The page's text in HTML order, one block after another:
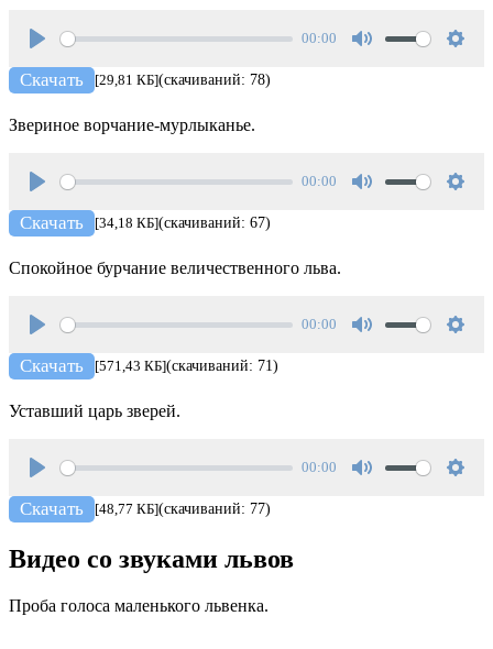
Play
00:00
Скачать [29,81 КБ](скачиваний: 78)
Звериное ворчание-мурлыканье.
Play
00:00
Скачать [34,18 КБ](скачиваний: 67)
Спокойное бурчание величественного льва.
Play
00:00
Скачать [571,43 КБ](скачиваний: 71)
Уставший царь зверей.
Play
00:00
Скачать [48,77 КБ](скачиваний: 77)
Видео со звуками львов
Проба голоса маленького львенка.